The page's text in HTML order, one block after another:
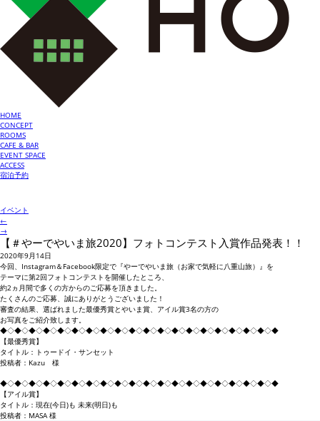
HOME
CONCEPT
ROOMS
CAFE & BAR
EVENT SPACE
ACCESS
宿泊予約
イベント
←
→
【＃やーでやいま旅2020】フォトコンテスト入賞作品発表！！
2020年9月14日
今回、Instagram＆Facebook限定で『やーでやいま旅（お家で気軽に八重山旅）』を
テーマに第2回フォトコンテストを開催したところ、
約2ヵ月間で多くの方からのご応募を頂きました。
たくさんのご応募、誠にありがとうございました！
審査の結果、選ばれました最優秀賞とやいま賞、アイル賞3名の方の
お写真をご紹介致します。
◆◇◆◇◆◇◆◇◆◇◆◇◆◇◆◇◆◇◆◇◆◇◆◇◆◇◆◇◆◇◆◇◆◇◆◇◆◇◆
【最優秀賞】
タイトル：トゥードイ・サンセット
投稿者：Kazu 様
◆◇◆◇◆◇◆◇◆◇◆◇◆◇◆◇◆◇◆◇◆◇◆◇◆◇◆◇◆◇◆◇◆◇◆◇◆◇◆
【アイル賞】
タイトル：現在(今日)も 未来(明日)も
投稿者：MASA 様